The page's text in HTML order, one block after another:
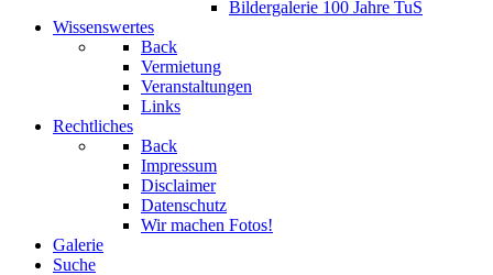
Bildergalerie 100 Jahre TuS
Wissenswertes
Back
Vermietung
Veranstaltungen
Links
Rechtliches
Back
Impressum
Disclaimer
Datenschutz
Wir machen Fotos!
Galerie
Suche